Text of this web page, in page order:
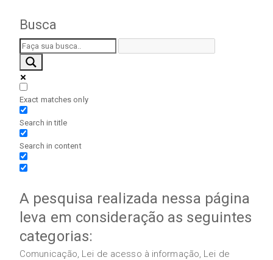
Busca
Exact matches only
Search in title
Search in content
A pesquisa realizada nessa página
leva em consideração as seguintes
categorias:
Comunicação, Lei de acesso à informação, Lei de